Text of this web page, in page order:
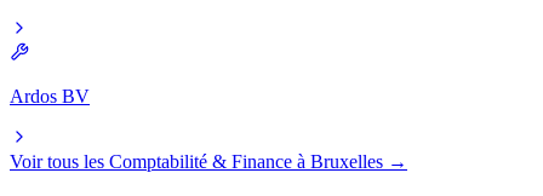
Ardos BV
Voir tous les Comptabilité & Finance à Bruxelles →